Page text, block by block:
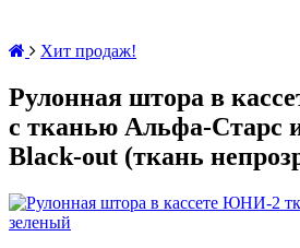
Хит продаж!
Рулонная штора в
с тканью Альфа-Старс
Black-out (ткань